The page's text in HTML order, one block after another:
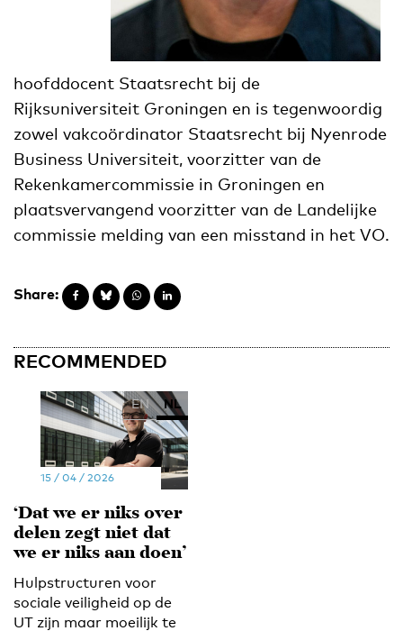
hoofddocent Staatsrecht bij de
Rijksuniversiteit Groningen en is tegenwoordig
zowel vakcoördinator Staatsrecht bij Nyenrode
Business Universiteit, voorzitter van de
Rekenkamercommissie in Groningen en
plaatsvervangend voorzitter van de Landelijke
commissie melding van een misstand in het VO.
Share:
RECOMMENDED
EN NL
15 / 04 / 2026
‘Dat we er niks over
delen zegt niet dat
we er niks aan doen’
Hulpstructuren voor
sociale veiligheid op de
UT zijn maar moeilijk te